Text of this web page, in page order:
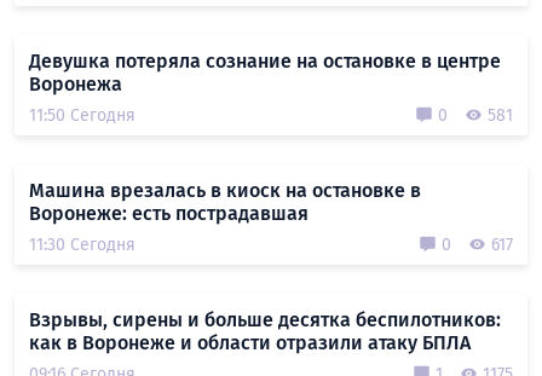
Девушка потеряла сознание на остановке в центре
Воронежа
11:50 Сегодня 0 581
Машина врезалась в киоск на остановке в
Воронеже: есть пострадавшая
11:30 Сегодня 0 617
Взрывы, сирены и больше десятка беспилотников:
как в Воронеже и области отразили атаку БПЛА